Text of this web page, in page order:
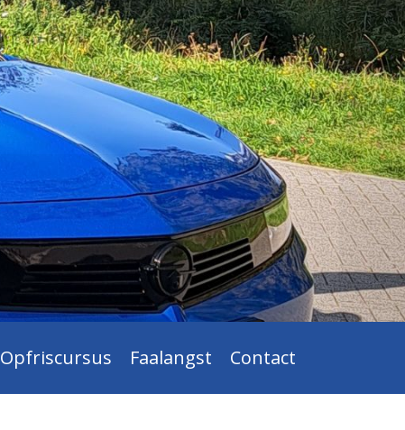
Opfriscursus Faalangst Contact